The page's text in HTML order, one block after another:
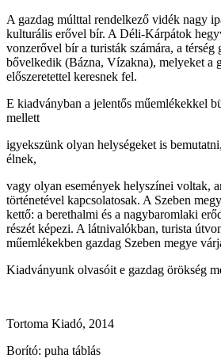
A gazdag múlttal rendelkező vidék nagy
kulturális erővel bír. A Déli-Kárpátok
vonzerővel bír a turisták számára, a térség
bővelkedik (Bázna, Vízakna), melyeket a
előszeretettel keresnek fel.
E kiadványban a jelentős műemlékekkel
mellett
igyekszünk olyan helységeket is
élnek,
vagy olyan események helyszínei voltak,
történetével kapcsolatosak. A Szeben
kettő: a berethalmi és a nagybaromlaki
részét képezi. A látnivalókban, turista
műemlékekben gazdag Szeben megye
Kiadványunk olvasóit e gazdag örökség
Tortoma Kiadó, 2014
Borító: puha táblás